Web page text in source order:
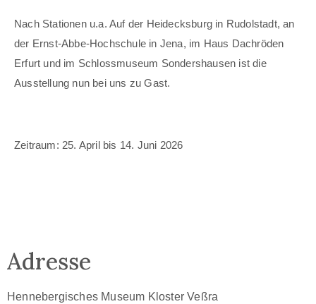
Nach Stationen u.a. Auf der Heidecksburg in Rudolstadt, an
der Ernst-Abbe-Hochschule in Jena, im Haus Dachröden
Erfurt und im Schlossmuseum Sondershausen ist die
Ausstellung nun bei uns zu Gast.
Zeitraum: 25. April bis 14. Juni 2026
Adresse
Hennebergisches Museum Kloster Veßra